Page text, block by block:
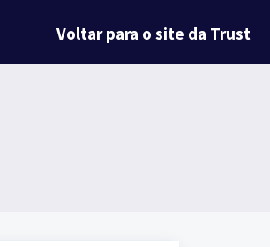
Voltar para o site da Trust